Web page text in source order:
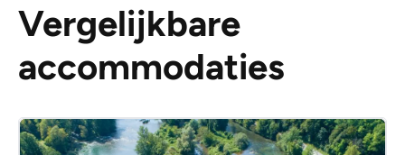
Vergelijkbare
accommodaties